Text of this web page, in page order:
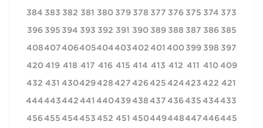
373
374
375
376
377
378
379
380
381
382
383
384
385
386
387
388
389
390
391
392
393
394
395
396
397
398
399
400
401
402
403
404
405
406
407
408
409
410
411
412
413
414
415
416
417
418
419
420
421
422
423
424
425
426
427
428
429
430
431
432
433
434
435
436
437
438
439
440
441
442
443
444
445
446
447
448
449
450
451
452
453
454
455
456